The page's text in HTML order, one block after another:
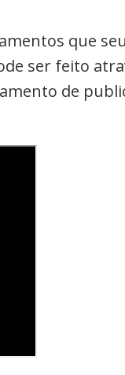
que
ser feito
de